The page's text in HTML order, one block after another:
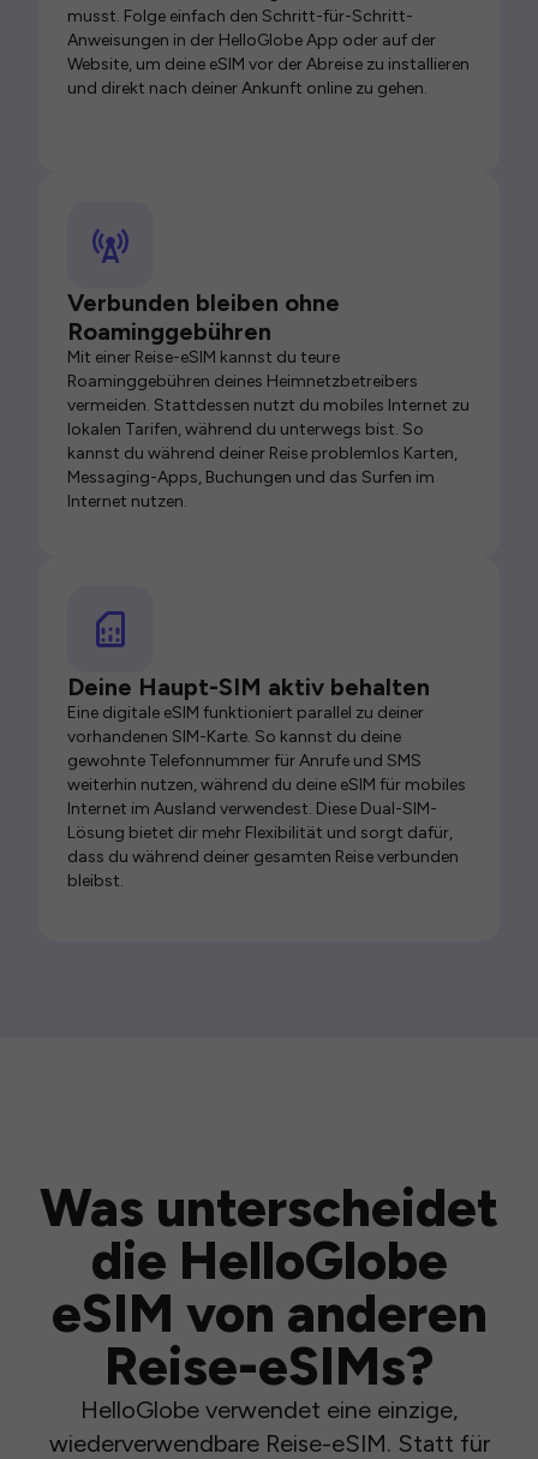
musst. Folge einfach den Schritt-für-Schritt-
Anweisungen in der HelloGlobe App oder auf der
Website, um deine eSIM vor der Abreise zu installieren
und direkt nach deiner Ankunft online zu gehen.
Verbunden bleiben ohne
Roaminggebühren
Mit einer Reise-eSIM kannst du teure
Roaminggebühren deines Heimnetzbetreibers
vermeiden. Stattdessen nutzt du mobiles Internet zu
lokalen Tarifen, während du unterwegs bist. So
kannst du während deiner Reise problemlos Karten,
Messaging-Apps, Buchungen und das Surfen im
Internet nutzen.
Deine Haupt-SIM aktiv behalten
Eine digitale eSIM funktioniert parallel zu deiner
vorhandenen SIM-Karte. So kannst du deine
gewohnte Telefonnummer für Anrufe und SMS
weiterhin nutzen, während du deine eSIM für mobiles
Internet im Ausland verwendest. Diese Dual-SIM-
Lösung bietet dir mehr Flexibilität und sorgt dafür,
dass du während deiner gesamten Reise verbunden
bleibst.
Was unterscheidet
die HelloGlobe
eSIM von anderen
Reise-eSIMs?
HelloGlobe verwendet eine einzige,
wiederverwendbare Reise-eSIM. Statt für